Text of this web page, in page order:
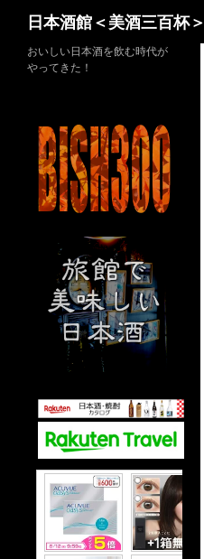
日本酒館＜美酒三百杯＞
おいしい日本酒を飲む時代が
やってきた！